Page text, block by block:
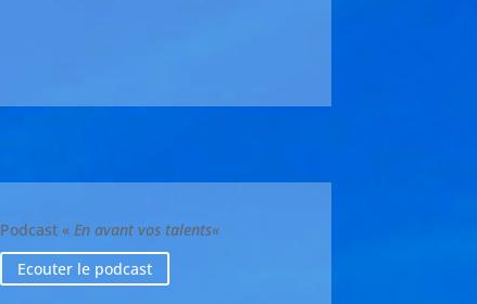
Podcast « En avant vos talents«
Ecouter le podcast